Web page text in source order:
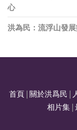
心
洪為民：流浮山發
首頁 關於洪爲民
相片集|